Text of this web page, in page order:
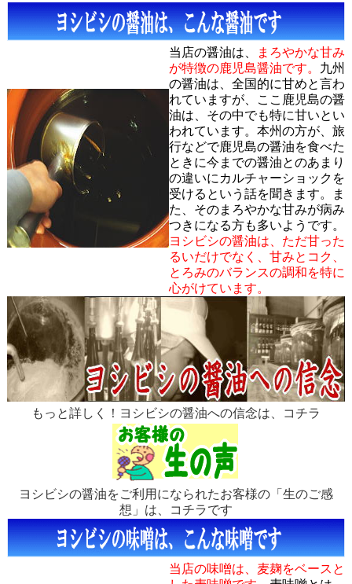
当店の醤油は、
まろやかな甘み
が特徴の鹿児島醤油です。 九州
の醤油は、全国的に甘めと言わ
れていますが、ここ鹿児島の醤
油は、その中でも特に甘いとい
われています。本州の方が、旅
行などで鹿児島の醤油を食べた
ときに今までの醤油とのあまり
の違いにカルチャーショックを
受けるという話を聞きます。ま
た、そのまろやかな甘みが病み
つきになる方も多いようです。
ヨシビシの醤油は、ただ甘った
るいだけでなく、甘みとコク、
とろみのバランスの調和を特に
心がけています。
もっと詳しく！ヨシビシの醤油への信念は、コチラ
ヨシビシの醤油をご利用になられたお客様の「生のご感
想」は、コチラです
当店の味噌は、麦麹をベースと